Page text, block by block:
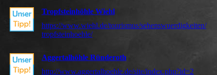
Tropfsteinhöhle Wiehl
https://www.wiehl.de/tourismus/sehenswuerdigkeiten/
tropfsteinhoehle/
Aggertalhöhle Ründeroth
http://www.aggertalhoehle.de/site/index.php?id=2